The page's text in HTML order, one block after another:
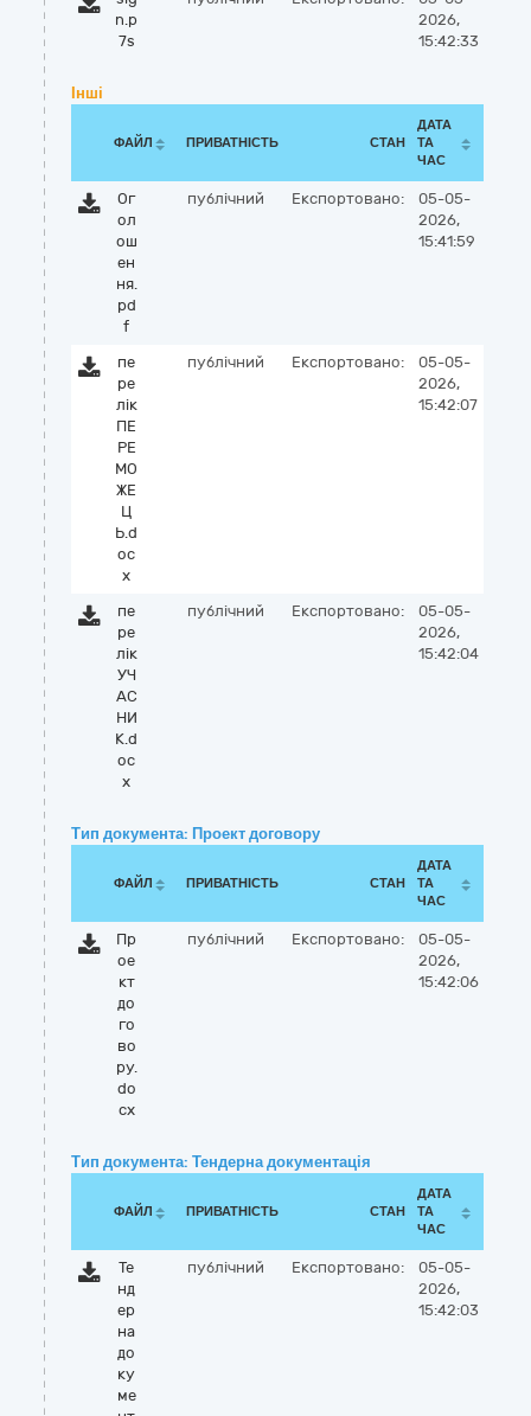
n.p
7s
2026,
15:42:33
Інші
ФАЙЛ ПРИВАТНІСТЬ СТАН
ДАТА
ТА
ЧАС
Ог
ол
ош
ен
ня.
pd
f
публічний Експортовано:
05-05-
2026,
15:41:59
пе
ре
лік
ПЕ
РЕ
МО
ЖЕ
Ц
Ь.d
oc
x
публічний Експортовано:
05-05-
2026,
15:42:07
пе
ре
лік
УЧ
АС
НИ
К.d
oc
x
публічний Експортовано:
05-05-
2026,
15:42:04
Тип документа: Проект договору
ФАЙЛ ПРИВАТНІСТЬ СТАН
ДАТА
ТА
ЧАС
Пр
ое
кт
до
го
во
ру.
do
cx
публічний Експортовано:
05-05-
2026,
15:42:06
Тип документа: Тендерна документація
ФАЙЛ ПРИВАТНІСТЬ СТАН
ДАТА
ТА
ЧАС
Те
нд
ер
на
до
ку
ме
публічний Експортовано:
05-05-
2026,
15:42:03